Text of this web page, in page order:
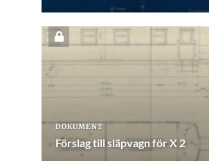
DOKUMENT
Förslag till släpvagn för X 2